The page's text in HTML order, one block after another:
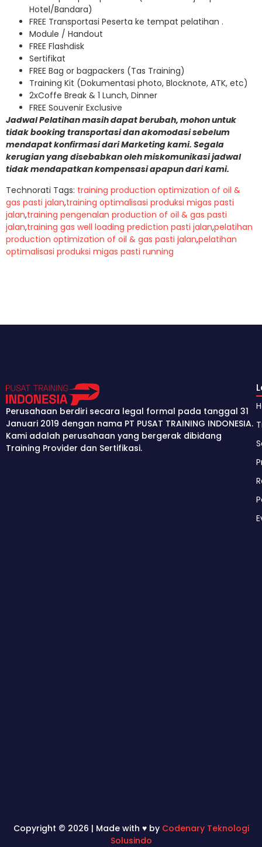
Hotel/Bandara)
FREE Transportasi Peserta ke tempat pelatihan .
Module / Handout
FREE Flashdisk
Sertifikat
FREE Bag or bagpackers (Tas Training)
Training Kit (Dokumentasi photo, Blocknote, ATK, etc)
2xCoffe Break & 1 Lunch, Dinner
FREE Souvenir Exclusive
Jadwal Pelatihan masih dapat berubah, mohon untuk
tidak booking transportasi dan akomodasi sebelum
mendapat konfirmasi dari Marketing kami. Segala
kerugian yang disebabkan oleh miskomunikasi jadwal
tidak mendapatkan kompensasi apapun dari kami.
Technorati Tags: training production optimization of oil &
gas pasti jalan,training optimalisasi produksi migas pasti
jalan,training pengenalan production of oil & gas pasti
jalan,training gas well loading prediction pasti jalan,pelatihan
production optimization of oil & gas pasti jalan,pelatihan
optimalisasi produksi migas pasti running
Perusahaan berdiri secara legal formal pada tanggal 31
Januari 2019 dengan nama PT PUSAT TRAINING INDONESIA.
Kami adalah perusahaan yang bergerak dibidang
Training Provider dan Sertifikasi.
Copyright © 2026 | Made with ♥ by Codenary Teknologi
Solusindo